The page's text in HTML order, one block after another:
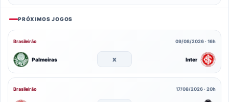
PRÓXIMOS JOGOS
Brasileirão 09/08/2026 · 16h
Palmeiras x Inter
Brasileirão 17/08/2026 · 20h